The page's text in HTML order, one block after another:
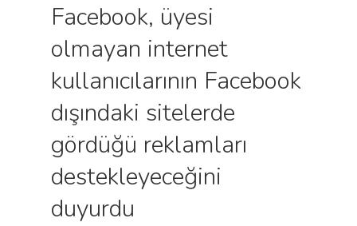
Facebook, üyesi
olmayan internet
kullanıcılarının Facebook
dışındaki sitelerde
gördüğü reklamları
destekleyeceğini
duyurdu